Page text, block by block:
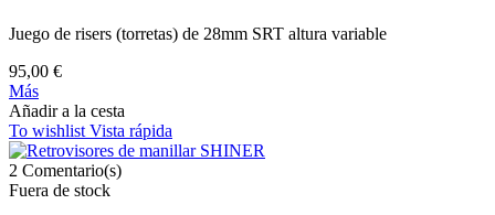
Juego de risers (torretas) de 28mm SRT altura variable
95,00 €
Más
Añadir a la cesta
To wishlist Vista rápida
2 Comentario(s)
Fuera de stock